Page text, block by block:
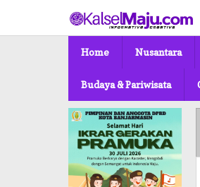
konten
Home Nusantara
Budaya & Pariwisata